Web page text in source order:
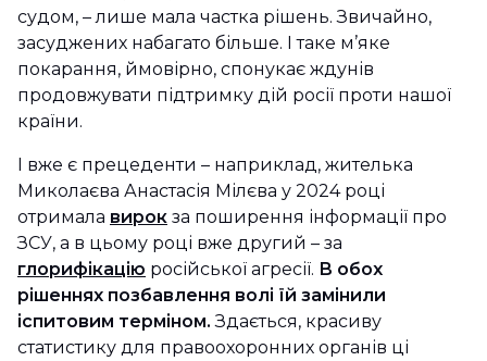
судом, – лише мала частка рішень. Звичайно,
засуджених набагато більше. І таке м’яке
покарання, ймовірно, спонукає ждунів
продовжувати підтримку дій росії проти нашої
країни.
І вже є прецеденти – наприклад, жителька
Миколаєва Анастасія Мілєва у 2024 році
отримала вирок за поширення інформації про
ЗСУ, а в цьому році вже другий – за
глорифікацію російської агресії. В обох
рішеннях позбавлення волі їй замінили
іспитовим терміном. Здається, красиву
статистику для правоохоронних органів ці